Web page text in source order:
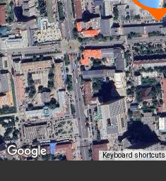
Keyboard shortcuts